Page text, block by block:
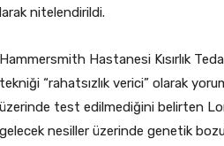
nitelendirildi.
Hammersmith Hastanesi Kısırlık
tekniği “rahatsızlık verici” olarak
üzerinde test edilmediğini belirten
gelecek nesiller üzerinde genetik